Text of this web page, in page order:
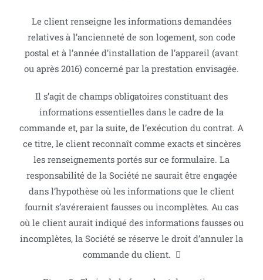
Le client renseigne les informations demandées
relatives à l’ancienneté de son logement, son code
postal et à l’année d’installation de l’appareil (avant
ou après 2016) concerné par la prestation envisagée.
Il s’agit de champs obligatoires constituant des
informations essentielles dans le cadre de la
commande et, par la suite, de l’exécution du contrat. A
ce titre, le client reconnaît comme exacts et sincères
les renseignements portés sur ce formulaire. La
responsabilité de la Société ne saurait être engagée
dans l’hypothèse où les informations que le client
fournit s’avéreraient fausses ou incomplètes. Au cas
où le client aurait indiqué des informations fausses ou
incomplètes, la Société se réserve le droit d’annuler la
commande du client. 